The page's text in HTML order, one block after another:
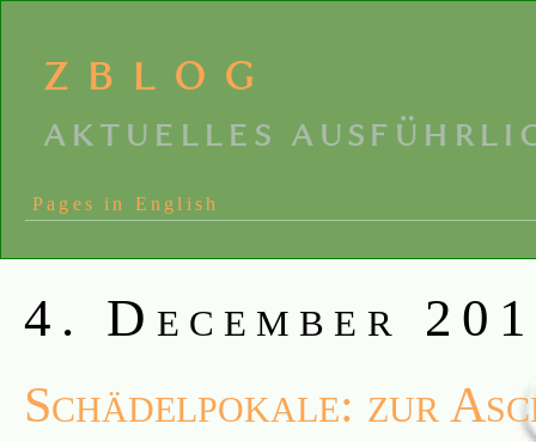
zblog
aktuelles
Pages in English
4. December
Schädelpokale: zur